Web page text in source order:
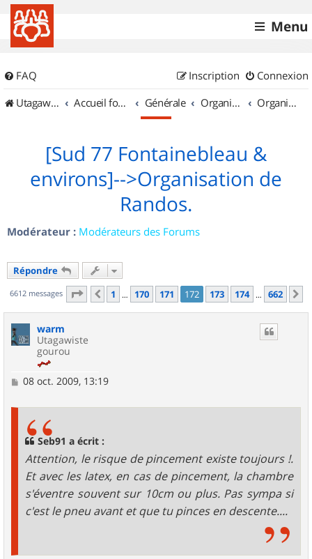
Menu
FAQ Connexion
Inscription
UtagawaVTT (Randos VTT et VTTAE avec traces GPS)
Accueil forum Générale Organisation de sorties & Recherche de partenaires Organisation de sorties en région Île de France
[Sud 77 Fontainebleau &
environs]-->Organisation de
Randos.
Modérateur : Modérateurs des Forums
Répondre
6612 messages Page 172 sur662
Précédent
1 … 170 171 172 173 174 … 662
warm
Utagawiste
gourou
M
08 oct. 2009, 13:19
Seb91 a écrit :
Attention, le risque de pincement existe toujours !.
Et avec les latex, en cas de pincement, la chambre
s'éventre souvent sur 10cm ou plus. Pas sympa si
c'est le pneu avant et que tu pinces en descente....